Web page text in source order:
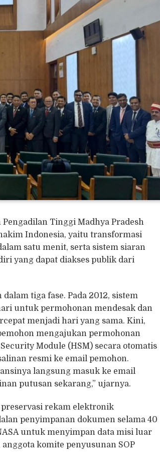
Tinggi Madhya Pradesh
Indonesia, yaitu transformasi
satu menit, serta sistem siaran
yang dapat diakses publik dari
tiga fase. Pada 2012, sistem
untuk permohonan mendesak dan
menjadi hari yang sama. Kini,
mengajukan permohonan
Module (HSM) secara otomatis
resmi ke email pemohon.
langsung masuk ke email
putusan sekarang,” ujarnya.
rekam elektronik
penyimpanan dokumen selama 40
untuk menyimpan data misi luar
komite penyusunan SOP